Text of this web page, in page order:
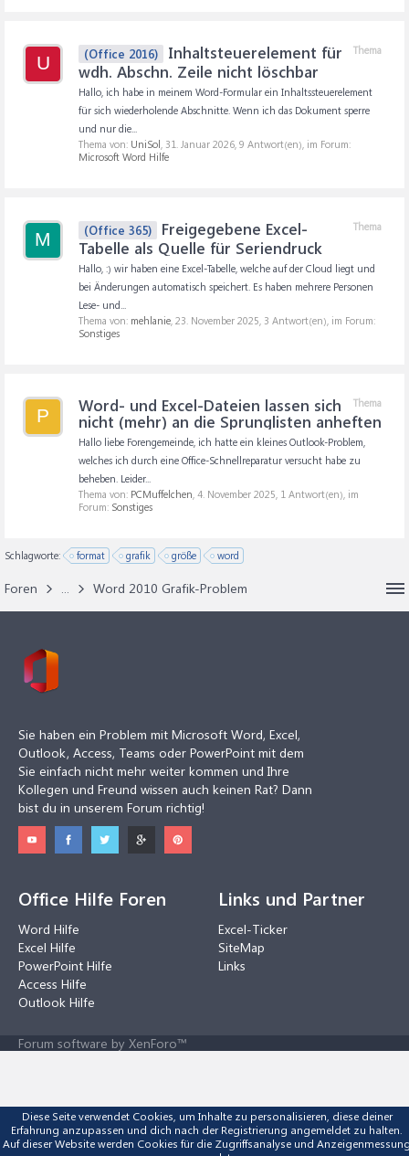
U
Thema
(Office 2016)
Inhaltsteuerelement für
wdh. Abschn. Zeile nicht löschbar
Hallo, ich habe in meinem Word-Formular ein Inhaltssteuerelement
für sich wiederholende Abschnitte. Wenn ich das Dokument sperre
und nur die...
Thema von: UniSol, 31. Januar 2026, 9 Antwort(en), im Forum:
Microsoft Word Hilfe
M
Thema
(Office 365)
Freigegebene Excel-
Tabelle als Quelle für Seriendruck
Hallo, :) wir haben eine Excel-Tabelle, welche auf der Cloud liegt und
bei Änderungen automatisch speichert. Es haben mehrere Personen
Lese- und...
Thema von: mehlanie, 23. November 2025, 3 Antwort(en), im Forum:
Sonstiges
P
Thema
Word- und Excel-Dateien lassen sich
nicht (mehr) an die Sprunglisten anheften
Hallo liebe Forengemeinde, ich hatte ein kleines Outlook-Problem,
welches ich durch eine Office-Schnellreparatur versucht habe zu
beheben. Leider...
Thema von: PCMuffelchen, 4. November 2025, 1 Antwort(en), im
Forum: Sonstiges
Schlagworte: format grafik größe word
Foren ... Word 2010 Grafik-Problem
Sie haben ein Problem mit Microsoft Word, Excel,
Outlook, Access, Teams oder PowerPoint mit dem
Sie einfach nicht mehr weiter kommen und Ihre
Kollegen und Freund wissen auch keinen Rat? Dann
bist du in unserem Forum richtig!
Office Hilfe Foren
Word Hilfe
Excel Hilfe
PowerPoint Hilfe
Access Hilfe
Outlook Hilfe
Links und Partner
Excel-Ticker
SiteMap
Links
Forum software by XenForo™
Diese Seite verwendet Cookies, um Inhalte zu personalisieren, diese deiner
Erfahrung anzupassen und dich nach der Registrierung angemeldet zu halten.
Auf dieser Website werden Cookies für die Zugriffsanalyse und